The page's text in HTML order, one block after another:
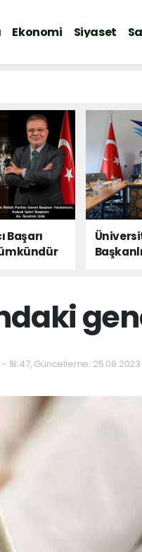
Ekonomi Siyaset
Başarı
18:47, Güncelleme: 25.08.2023